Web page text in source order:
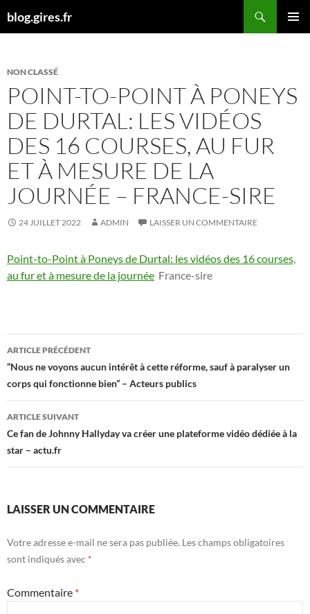
aublog.gires.fr
NON CLASSÉ
POINT-TO-POINT À PONEYS
DE DURTAL: LES VIDÉOS
DES 16 COURSES, AU FUR
ET À MESURE DE LA
JOURNÉE – FRANCE-SIRE
24 JUILLET 2022 ADMIN LAISSER UN COMMENTAIRE
Point-to-Point à Poneys de Durtal: les vidéos des 16 courses,
au fur et à mesure de la journée France-sire
Navigation
des
articles
ARTICLE PRÉCÉDENT
“Nous ne voyons aucun intérêt à cette réforme, sauf à paralyser un
corps qui fonctionne bien” – Acteurs publics
ARTICLE SUIVANT
Ce fan de Johnny Hallyday va créer une plateforme vidéo dédiée à la
star – actu.fr
LAISSER UN COMMENTAIRE
Votre adresse e-mail ne sera pas publiée. Les champs obligatoires
sont indiqués avec *
Commentaire *